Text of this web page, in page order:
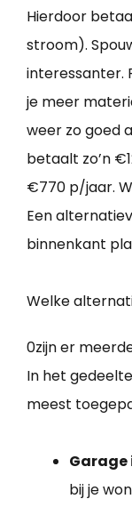
Hierdoor
stroom).
interessanter.
je meer
weer zo goed
betaalt zo’n
€770 p/jaar.
Een
binnenkant
Welke
0zijn er
In het
meest
Garage
bij je